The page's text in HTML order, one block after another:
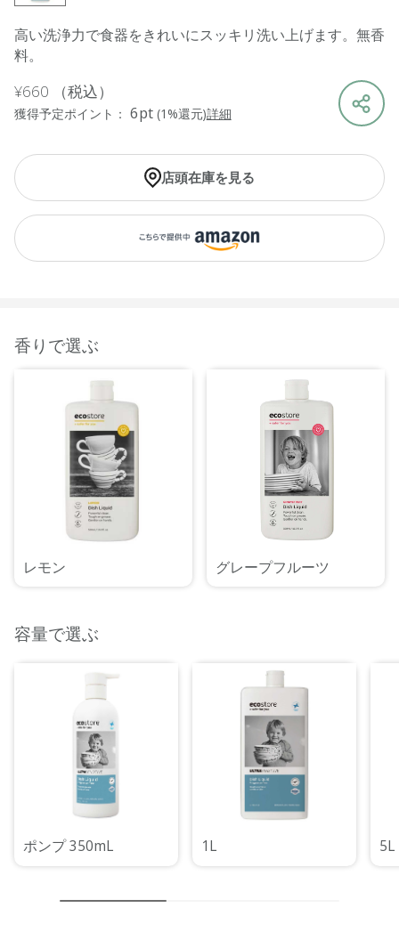
高い洗浄力で食器をきれいにスッキリ洗い上げます。無香
料。
¥660 （税込）
獲得予定ポイント： 6pt (1%還元)詳細
店頭在庫を見る
香りで選ぶ
レモン グレープフルーツ
容量で選ぶ
ポンプ 350mL 1L 5L